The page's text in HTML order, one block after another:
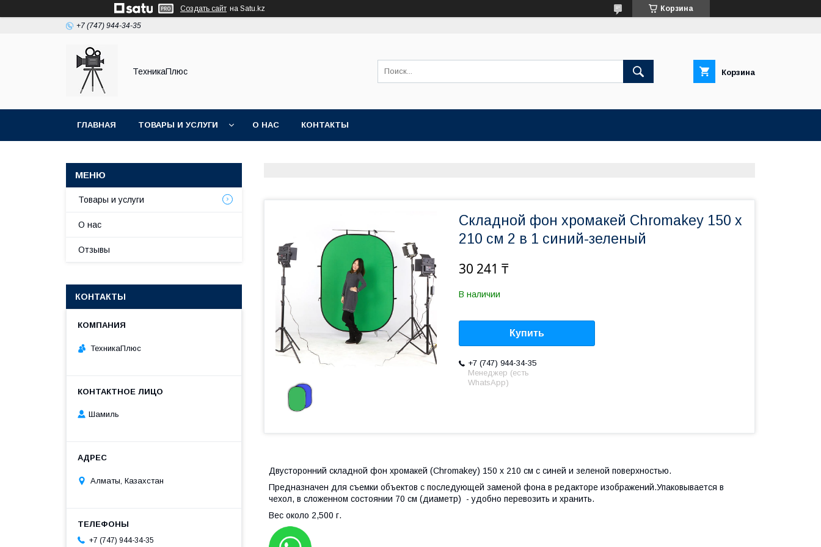
Создать сайт на Satu.kz Корзина
+7 (747) 944-34-35
ТехникаПлюс Корзина
ГЛАВНАЯ ТОВАРЫ И УСЛУГИ О НАС КОНТАКТЫ
Складной фон хромакей Chromakey 150 х
210 см 2 в 1 синий-зеленый
30 241 ₸
В наличии
Купить
+7 (747) 944-34-35
Менеджер (есть
WhatsApp)
Двусторонний складной фон хромакей (Chromakey) 150 х 210 см с синей и зеленой поверхностью.
Предназначен для съемки объектов с последующей заменой фона в редакторе изображений.Упаковывается в
чехол, в сложенном состоянии 70 см (диаметр) - удобно перевозить и хранить.
Вес около 2,500 г.
Товары и услуги
О нас
Отзывы
КОНТАКТЫ
ТехникаПлюс
Шамиль
Алматы, Казахстан
+7 (747) 944-34-35